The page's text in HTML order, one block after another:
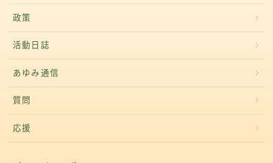
政策
活動日誌
あゆみ通信
質問
応援